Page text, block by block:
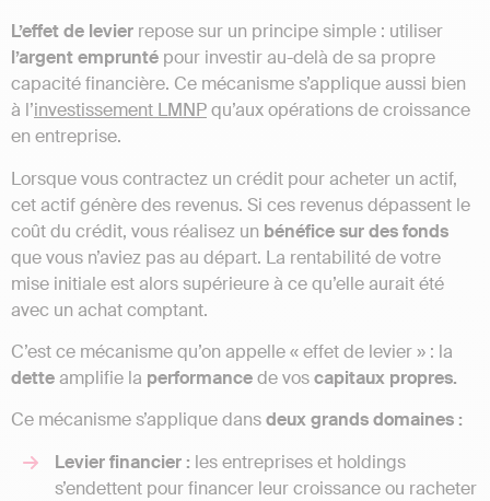
L’effet de levier repose sur un principe simple : utiliser
l’argent emprunté pour investir au-delà de sa propre
capacité financière. Ce mécanisme s’applique aussi bien
à l’investissement LMNPqu’aux opérations de croissance
en entreprise.
Lorsque vous contractez un crédit pour acheter un actif,
cet actif génère des revenus. Si ces revenus dépassent le
coût du crédit, vous réalisez un bénéfice sur des fonds
que vous n’aviez pas au départ. La rentabilité de votre
mise initiale est alors supérieure à ce qu’elle aurait été
avec un achat comptant.
C’est ce mécanisme qu’on appelle « effet de levier » : la
detteamplifie la performancede voscapitaux propres.
Ce mécanisme s’applique dansdeux grands domaines :
Levier financier : les entreprises et holdings
s’endettent pour financer leur croissance ou racheter